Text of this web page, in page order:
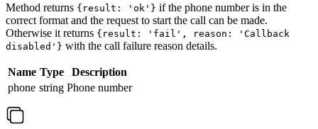
Method returns {result: 'ok'} if the phone number is in the
correct format and the request to start the call can be made.
Otherwise it returns {result: 'fail', reason: 'Callback
disabled'} with the call failure reason details.
Name Type
Description
phone string Phone number